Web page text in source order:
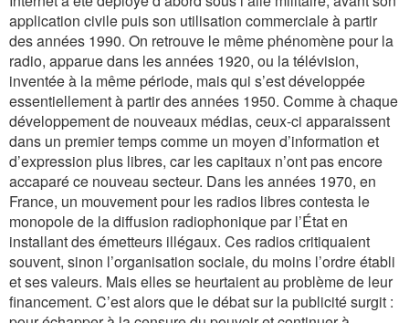
application civile puis son utilisation commerciale à partir
des années 1990. On retrouve le même phénomène pour la
radio, apparue dans les années 1920, ou la télévision,
inventée à la même période, mais qui s’est développée
essentiellement à partir des années 1950. Comme à chaque
développement de nouveaux médias, ceux-ci apparaissent
dans un premier temps comme un moyen d’information et
d’expression plus libres, car les capitaux n’ont pas encore
accaparé ce nouveau secteur. Dans les années 1970, en
France, un mouvement pour les radios libres contesta le
monopole de la diffusion radiophonique par l’État en
installant des émetteurs illégaux. Ces radios critiquaient
souvent, sinon l’organisation sociale, du moins l’ordre établi
et ses valeurs. Mais elles se heurtaient au problème de leur
financement. C’est alors que le débat sur la publicité surgit :